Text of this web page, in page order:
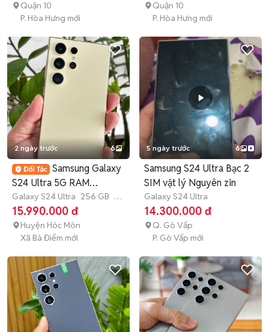
Quận 10
P. Hòa Hưng mới
Quận 10
P. Hòa Hưng mới
2 ngày trước 6
Samsung Galaxy
S24 Ultra 5G RAM
12/256GB
Galaxy S24 Ultra 256 GB 4-
6 tháng
15.990.000 đ
Huyện Hóc Môn
Xã Bà Điểm mới
5 ngày trước 6
Samsung S24 Ultra Bạc 2
SIM vật lý Nguyên zin
Galaxy S24 Ultra
14.300.000 đ
Q. Gò Vấp
P. Gò Vấp mới